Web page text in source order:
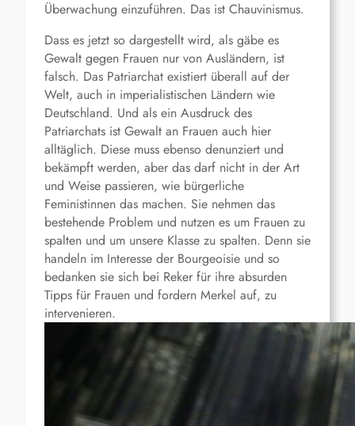
Überwachung einzuführen. Das ist Chauvinismus.
Dass es jetzt so dargestellt wird, als gäbe es
Gewalt gegen Frauen nur von Ausländern, ist
falsch. Das Patriarchat existiert überall auf der
Welt, auch in imperialistischen Ländern wie
Deutschland. Und als ein Ausdruck des
Patriarchats ist Gewalt an Frauen auch hier
alltäglich. Diese muss ebenso denunziert und
bekämpft werden, aber das darf nicht in der Art
und Weise passieren, wie bürgerliche
Feministinnen das machen. Sie nehmen das
bestehende Problem und nutzen es um Frauen zu
spalten und um unsere Klasse zu spalten. Denn sie
handeln im Interesse der Bourgeoisie und so
bedanken sie sich bei Reker für ihre absurden
Tipps für Frauen und fordern Merkel auf, zu
intervenieren.